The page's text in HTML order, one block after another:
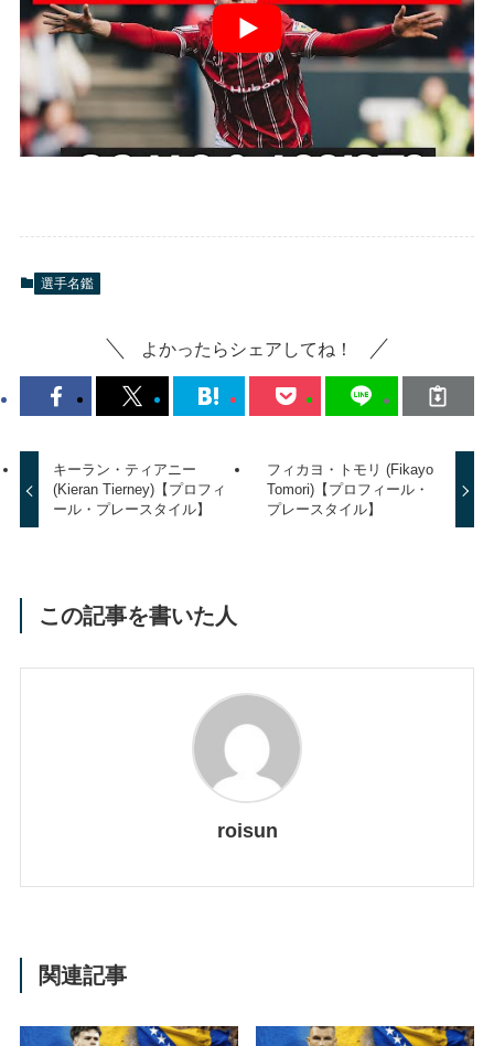
選手名鑑
よかったらシェアしてね！
キーラン・ティアニー
(Kieran Tierney)【プロフィ
ール・プレースタイル】
フィカヨ・トモリ (Fikayo
Tomori)【プロフィール・
プレースタイル】
この記事を書いた人
roisun
関連記事